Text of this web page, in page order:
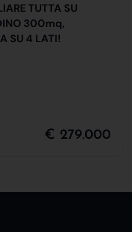
TUTTA SU
300mq,
SU 4 LATI!
€ 279.000